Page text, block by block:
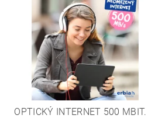
OPTICKÝ INTERNET 500 MBIT.